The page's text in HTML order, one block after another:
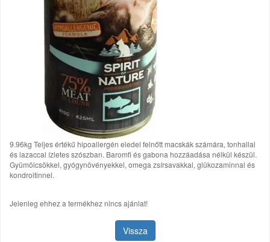
9.96kg Teljes értékű hipoallergén eledel felnőtt macskák számára, tonhallal
és lazaccal ízletes szószban. Baromfi és gabona hozzáadása nélkül készül.
Gyümölcsökkel, gyógynövényekkel, omega zsírsavakkal, glükozaminnal és
kondroitinnel.
Jelenleg ehhez a termékhez nincs ajánlat!
Vissza